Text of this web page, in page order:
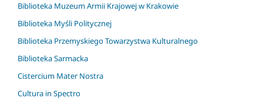
Biblioteka Muzeum Armii Krajowej w Krakowie
Biblioteka Myśli Politycznej
Biblioteka Przemyskiego Towarzystwa Kulturalnego
Biblioteka Sarmacka
Cistercium Mater Nostra
Cultura in Spectro